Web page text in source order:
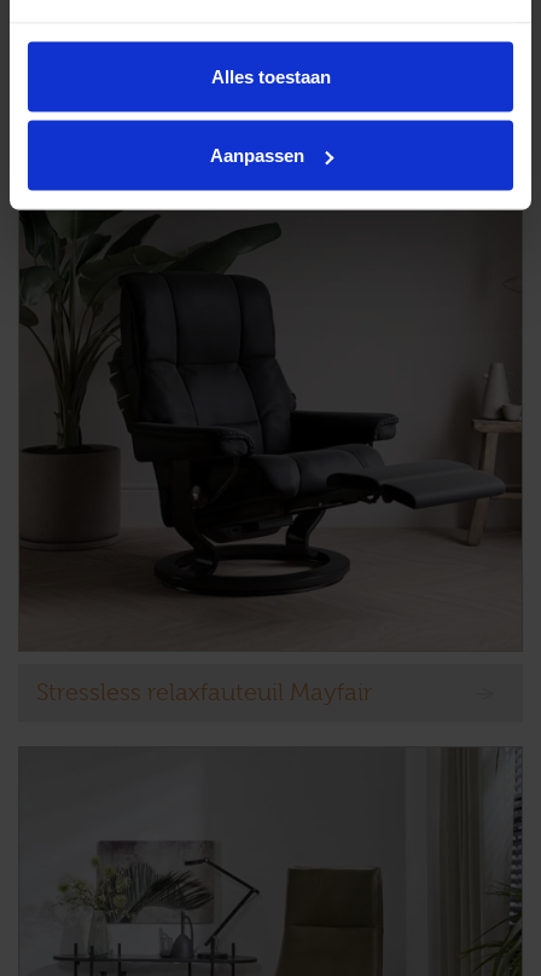
Alles toestaan
Aanpassen
Stressless relaxfauteuil Berlin
Stressless relaxfauteuil Mayfair